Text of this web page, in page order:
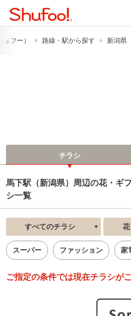
フー） 路線・駅から探す 新潟県
チラシ
馬下駅（新潟県）周辺の花・ギ
シ一覧
すべてのチラシ
スーパー ファッション 家
ご指定の条件では現在チラシが